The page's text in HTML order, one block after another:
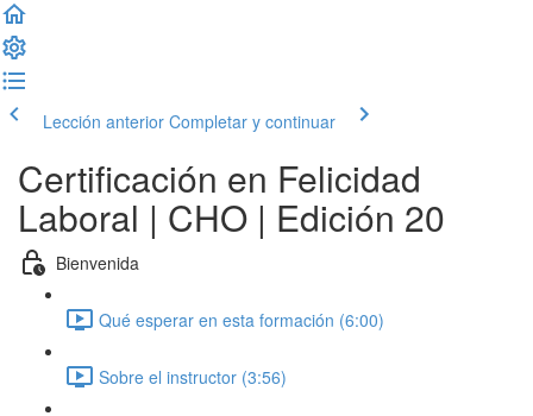
Lección anterior Completar y continuar
Certificación en Felicidad
Laboral | CHO | Edición 20
Bienvenida
Qué esperar en esta formación (6:00)
Sobre el instructor (3:56)